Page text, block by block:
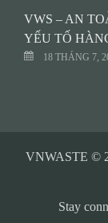
VWS – AN
YẾU TỐ
18 THÁNG 7,
VNWASTE ©
Stay